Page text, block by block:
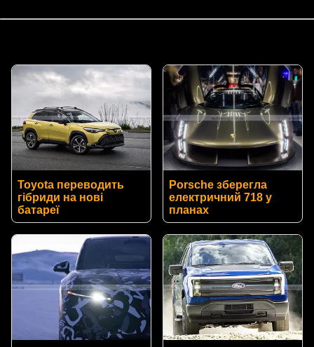
Toyota переводить
гібриди на нові
батареї
Porsche зберегла
електричний 718 у
планах